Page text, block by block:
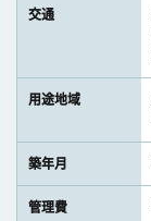
交通
用途地域
築年月
管理費